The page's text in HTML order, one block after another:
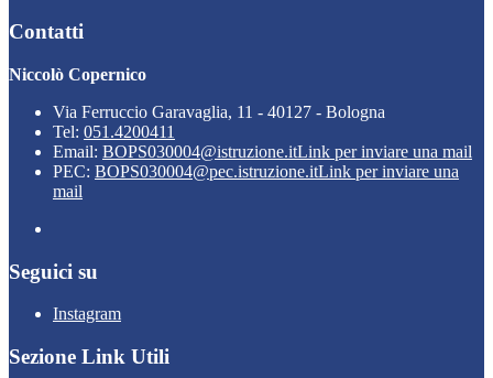
Contatti
Niccolò Copernico
Via Ferruccio Garavaglia, 11 - 40127 - Bologna
Tel: 051.4200411
Email: BOPS030004@istruzione.itLink per inviare una mail
PEC: BOPS030004@pec.istruzione.itLink per inviare una
mail
Seguici su
Instagram
Sezione Link Utili